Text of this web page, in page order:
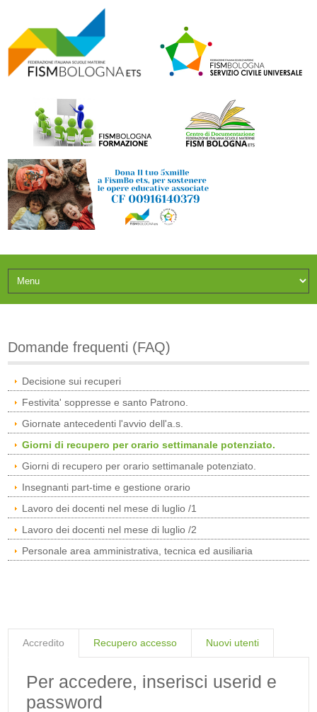
Domande frequenti (FAQ)
Decisione sui recuperi
Festivita' soppresse e santo Patrono.
Giornate antecedenti l'avvio dell'a.s.
Giorni di recupero per orario settimanale potenziato.
Giorni di recupero per orario settimanale potenziato.
Insegnanti part-time e gestione orario
Lavoro dei docenti nel mese di luglio /1
Lavoro dei docenti nel mese di luglio /2
Personale area amministrativa, tecnica ed ausiliaria
Accredito Recupero accesso Nuovi utenti
Per accedere, inserisci userid e
password